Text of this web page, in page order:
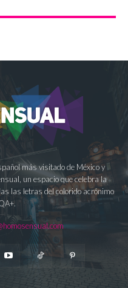
más visitado de México y
un espacio que celebra la
las letras del colorido acrónimo